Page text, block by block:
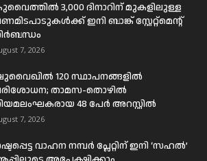
3,000 ദിനാറിന് മുകളിലുള്ള
ഇനി ബാങ്ക് സ്റ്റേറ്റ്മെന്റ്
7, 2026
120 സ്ഥാപനങ്ങളിൽ
താമസ-തൊഴിൽ
48 പേർ അറസ്റ്റിൽ
7, 2026
വാഹന നമ്പർ പ്ലേറ്റിന് ഇനി ‘സഹൽ’